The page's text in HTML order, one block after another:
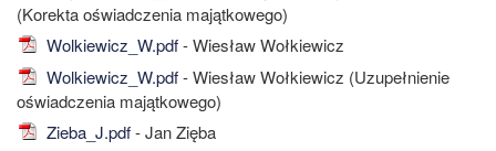
(Korekta oświadczenia majątkowego)
Wolkiewicz_W.pdf- Wiesław Wołkiewicz
Wolkiewicz_W.pdf- Wiesław Wołkiewicz (Uzupełnienie
oświadczenia majątkowego)
Zieba_J.pdf- Jan Zięba